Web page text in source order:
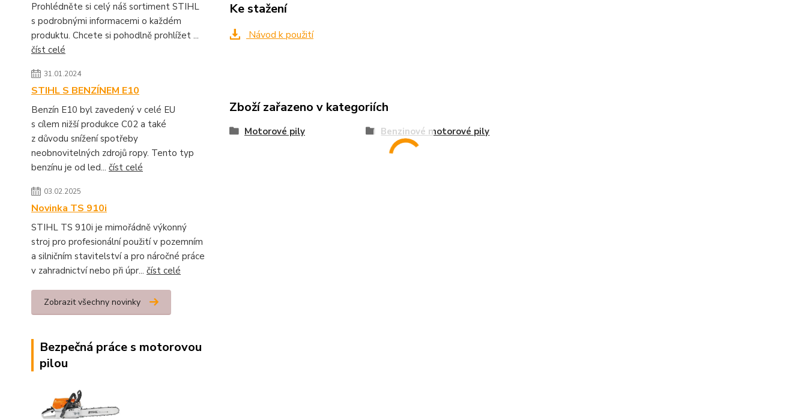
Prohlédněte si celý náš sortiment STIHL
s podrobnými informacemi o každém
produktu. Chcete si pohodlně prohlížet ...
číst celé
31.01.2024
STIHL S BENZÍNEM E10
Benzín E10 byl zavedený v celé EU
s cílem nižší produkce C02 a také
z důvodu snížení spotřeby
neobnovitelných zdrojů ropy. Tento typ
benzínu je od led... číst celé
03.02.2025
Novinka TS 910i
STIHL TS 910i je mimořádně výkonný
stroj pro profesionální použití v pozemním
a silničním stavitelství a pro náročné práce
v zahradnictví nebo při úpr... číst celé
Zobrazit všechny novinky
Bezpečná práce s motorovou
pilou
Ke stažení
Návod k použití
Zboží zařazeno v kategoriích
Motorové pily Benzinové motorové pily